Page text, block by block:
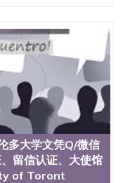
多大学文凭Q/微信
留信认证、大使馆
of Toront